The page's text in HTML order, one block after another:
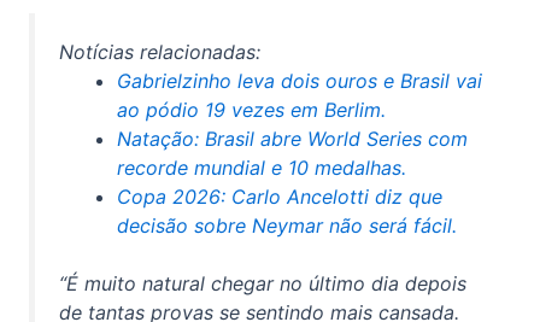
Notícias relacionadas:
Gabrielzinho leva dois ouros e Brasil vai
ao pódio 19 vezes em Berlim.
Natação: Brasil abre World Series com
recorde mundial e 10 medalhas.
Copa 2026: Carlo Ancelotti diz que
decisão sobre Neymar não será fácil.
“É muito natural chegar no último dia depois
de tantas provas se sentindo mais cansada.